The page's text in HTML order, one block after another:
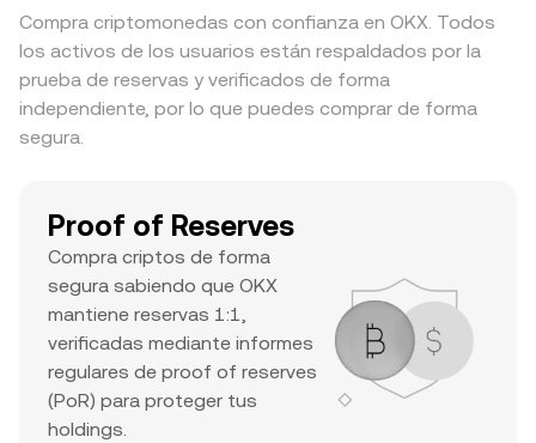
de mercado bien posicionada, un volumen diario
alto y un máximo histórico importante es un
indicio de un activo importante con un interés
significativo de los traders y buena liquidez.
Compra criptomonedas con confianza en OKX. Todos
los activos de los usuarios están respaldados por la
prueba de reservas y verificados de forma
independiente, por lo que puedes comprar de forma
segura.
Proof of Reserves
Compra criptos de forma
segura sabiendo que OKX
mantiene reservas 1:1,
verificadas mediante informes
regulares de proof of reserves
(PoR) para proteger tus
holdings.